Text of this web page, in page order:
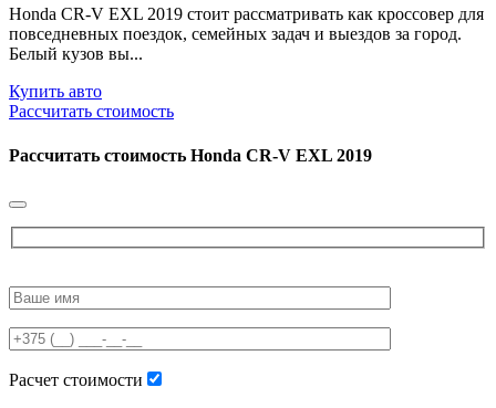
Honda CR-V EXL 2019 стоит рассматривать как кроссовер для
повседневных поездок, семейных задач и выездов за город.
Белый кузов вы...
Купить авто
Рассчитать стоимость
Рассчитать стоимость Honda CR-V EXL 2019
leave
field
empty.
Расчет стоимости